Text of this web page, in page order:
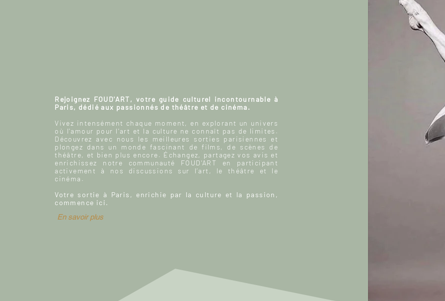
Rejoignez FOUD'ART, votre guide culturel incontournable à
Paris, dédié aux passionnés de théâtre et de cinéma.
Vivez intensément chaque moment, en explorant un univers
où l'amour pour l'art et la culture ne connaît pas de limites.
Découvrez avec nous les meilleures sorties parisiennes et
plongez dans un monde fascinant de films, de scènes de
théâtre, et bien plus encore. Échangez, partagez vos avis et
enrichissez notre communauté FOUD'ART en participant
activement à nos discussions sur l’art, le théâtre et le
cinéma.
Votre sortie à Paris, enrichie par la culture et la passion,
commence ici.
En savoir plus